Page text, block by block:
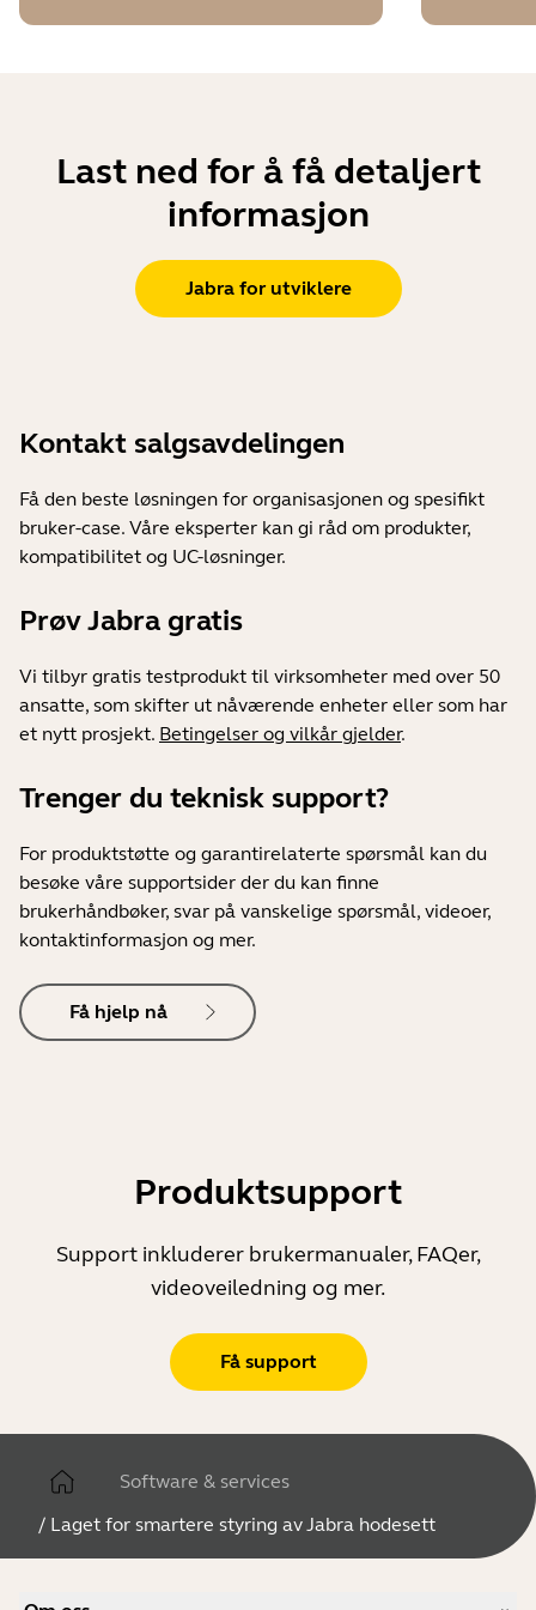
Last ned for å få detaljert
informasjon
Jabra for utviklere
Kontakt salgsavdelingen
Få den beste løsningen for organisasjonen og spesifikt
bruker-case. Våre eksperter kan gi råd om produkter,
kompatibilitet og UC-løsninger.
Prøv Jabra gratis
Vi tilbyr gratis testprodukt til virksomheter med over 50
ansatte, som skifter ut nåværende enheter eller som har
et nytt prosjekt. Betingelser og vilkår gjelder.
Trenger du teknisk support?
For produktstøtte og garantirelaterte spørsmål kan du
besøke våre supportsider der du kan finne
brukerhåndbøker, svar på vanskelige spørsmål, videoer,
kontaktinformasjon og mer.
Få hjelp nå
Produktsupport
Support inkluderer brukermanualer, FAQer,
videoveiledning og mer.
Få support
Software & services
/ Laget for smartere styring av Jabra hodesett